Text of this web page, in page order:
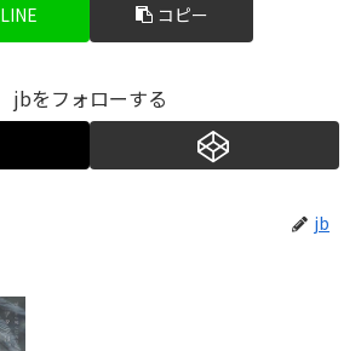
LINE コピー
jbをフォローする
jb